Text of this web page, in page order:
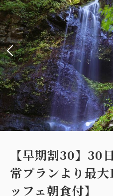
【早期割30】30
常プランより最
ッフェ朝食付】